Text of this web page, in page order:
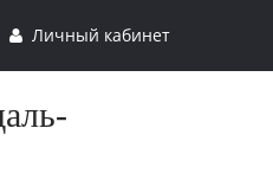
Личный кабинет